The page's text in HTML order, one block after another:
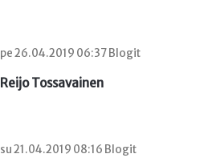
pe 26.04.2019 06:37 Blogit
Reijo Tossavainen
su 21.04.2019 08:16 Blogit